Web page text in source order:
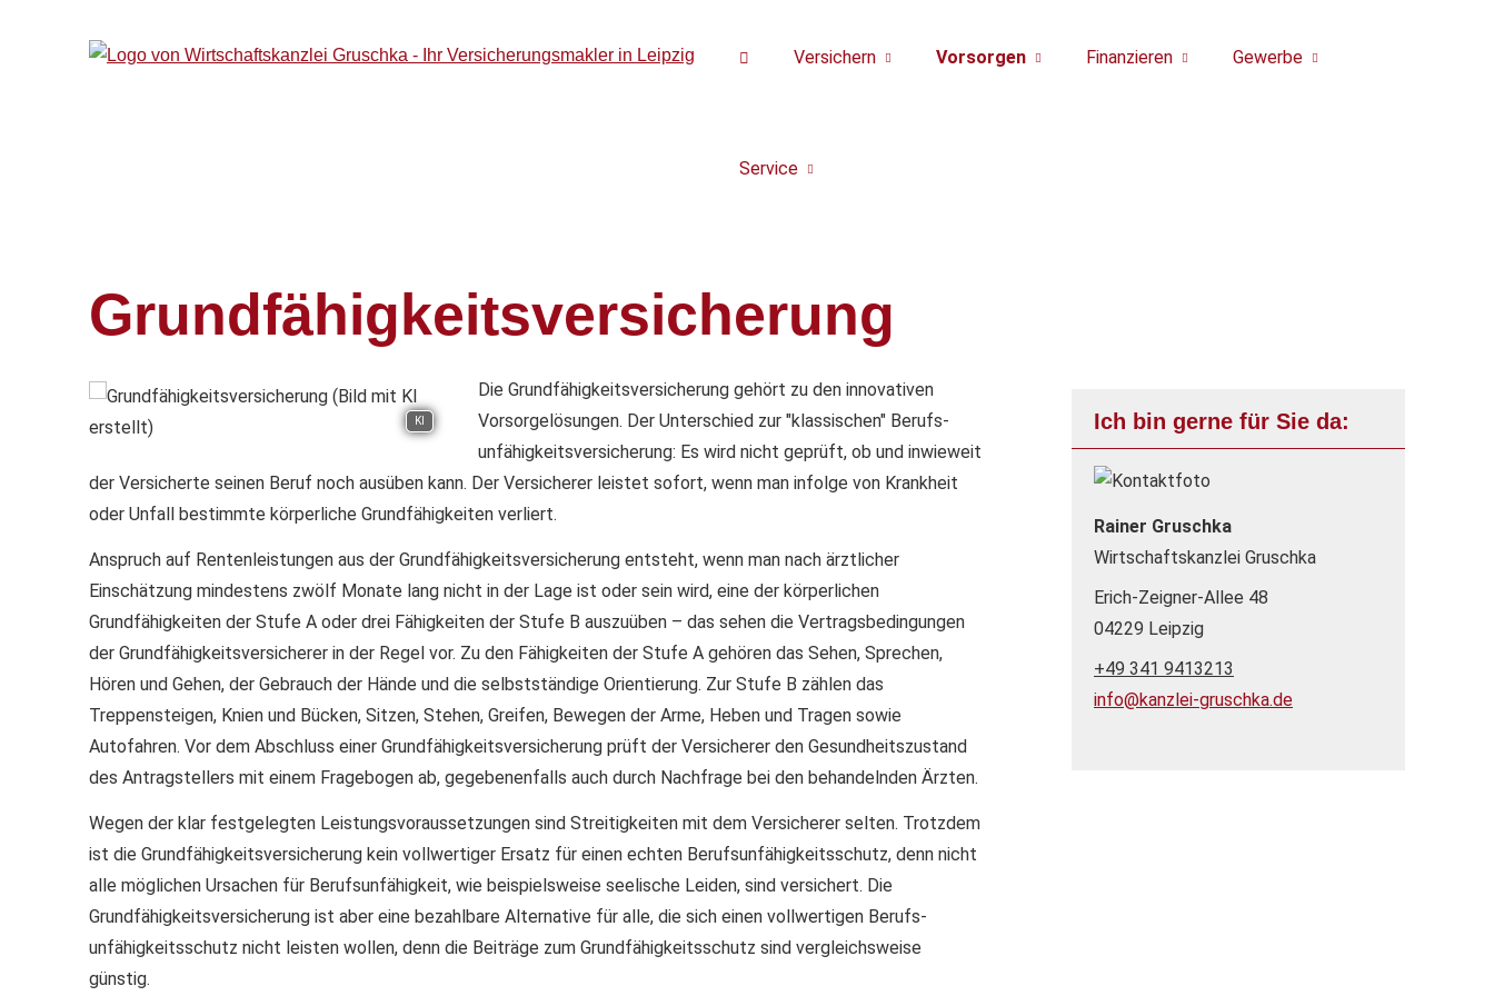
Versichern Vorsorgen Finanzieren Gewerbe
Service
Ich bin gerne für Sie da:
Rainer Gruschka
Wirtschaftskanzlei Gruschka
Erich-Zeigner-Allee 48
04229 Leipzig
+49 341 9413213
info@kanzlei-gruschka.de
Grundfähigkeitsversicherung
KI
Die Grundfähigkeitsversicherung gehört zu den innovativen
Vorsorgelösungen. Der Unterschied zur "klassischen" Berufs­
unfähig­keitsversicherung: Es wird nicht geprüft, ob und inwieweit
der Versicherte seinen Beruf noch ausüben kann. Der Versicherer leistet sofort, wenn man infolge von Krankheit
oder Unfall bestimmte körperliche Grundfähigkeiten verliert.
Anspruch auf Rentenleistungen aus der Grundfähigkeitsversicherung entsteht, wenn man nach ärztlicher
Einschätzung mindestens zwölf Monate lang nicht in der Lage ist oder sein wird, eine der körperlichen
Grundfähigkeiten der Stufe A oder drei Fähigkeiten der Stufe B auszuüben – das sehen die Vertragsbedingungen
der Grundfähigkeitsversicherer in der Regel vor. Zu den Fähigkeiten der Stufe A gehören das Sehen, Sprechen,
Hören und Gehen, der Gebrauch der Hände und die selbstständige Orientierung. Zur Stufe B zählen das
Treppensteigen, Knien und Bücken, Sitzen, Stehen, Greifen, Bewegen der Arme, Heben und Tragen sowie
Autofahren. Vor dem Abschluss einer Grundfähigkeitsversicherung prüft der Versicherer den Gesundheitszustand
des Antragstellers mit einem Fragebogen ab, gegebenenfalls auch durch Nachfrage bei den behandelnden Ärzten.
Wegen der klar festgelegten Leistungsvoraussetzungen sind Streitigkeiten mit dem Versicherer selten. Trotzdem
ist die Grundfähigkeitsversicherung kein vollwertiger Ersatz für einen echten Berufs­unfähig­keitsschutz, denn nicht
alle möglichen Ursachen für Berufs­unfähig­keit, wie beispielsweise seelische Leiden, sind versichert. Die
Grundfähigkeitsversicherung ist aber eine bezahlbare Alternative für alle, die sich einen vollwertigen Berufs­
unfähig­keitsschutz nicht leisten wollen, denn die Beiträge zum Grundfähigkeitsschutz sind vergleichsweise
günstig.